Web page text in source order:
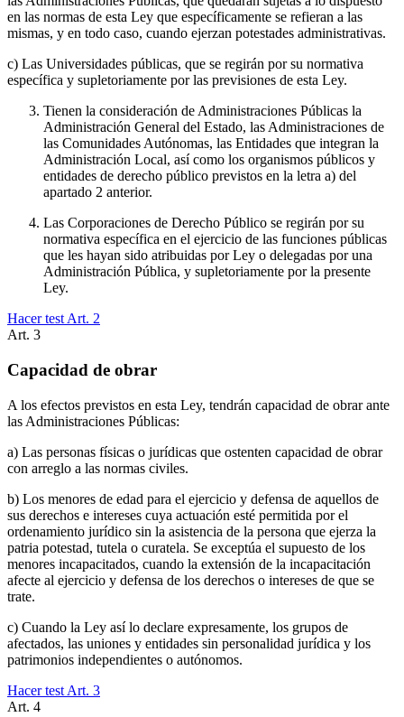
en las normas de esta Ley que específicamente se refieran a las
mismas, y en todo caso, cuando ejerzan potestades administrativas.
c) Las Universidades públicas, que se regirán por su normativa
específica y supletoriamente por las previsiones de esta Ley.
Tienen la consideración de Administraciones Públicas la
Administración General del Estado, las Administraciones de
las Comunidades Autónomas, las Entidades que integran la
Administración Local, así como los organismos públicos y
entidades de derecho público previstos en la letra a) del
apartado 2 anterior.
Las Corporaciones de Derecho Público se regirán por su
normativa específica en el ejercicio de las funciones públicas
que les hayan sido atribuidas por Ley o delegadas por una
Administración Pública, y supletoriamente por la presente
Ley.
Hacer test Art. 2
Art. 3
Capacidad de obrar
A los efectos previstos en esta Ley, tendrán capacidad de obrar ante
las Administraciones Públicas:
a) Las personas físicas o jurídicas que ostenten capacidad de obrar
con arreglo a las normas civiles.
b) Los menores de edad para el ejercicio y defensa de aquellos de
sus derechos e intereses cuya actuación esté permitida por el
ordenamiento jurídico sin la asistencia de la persona que ejerza la
patria potestad, tutela o curatela. Se exceptúa el supuesto de los
menores incapacitados, cuando la extensión de la incapacitación
afecte al ejercicio y defensa de los derechos o intereses de que se
trate.
c) Cuando la Ley así lo declare expresamente, los grupos de
afectados, las uniones y entidades sin personalidad jurídica y los
patrimonios independientes o autónomos.
Hacer test Art. 3
Art. 4